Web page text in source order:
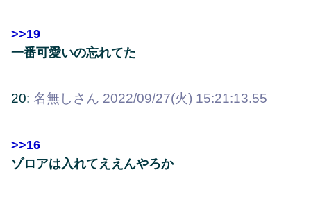
>>19
一番可愛いの忘れてた
20: 名無しさん 2022/09/27(火) 15:21:13.55
>>16
ゾロアは入れてええんやろか